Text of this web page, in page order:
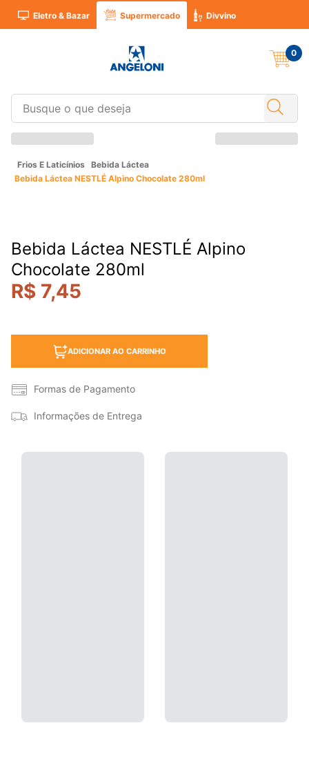
Eletro & Bazar Supermercado Divvino
0
Frios E Laticínios Bebida Láctea
Bebida Láctea NESTLÉ Alpino Chocolate 280ml
Bebida Láctea NESTLÉ Alpino
Chocolate 280ml
R$ 7,45
ADICIONAR AO CARRINHO
Formas de Pagamento
Informações de Entrega